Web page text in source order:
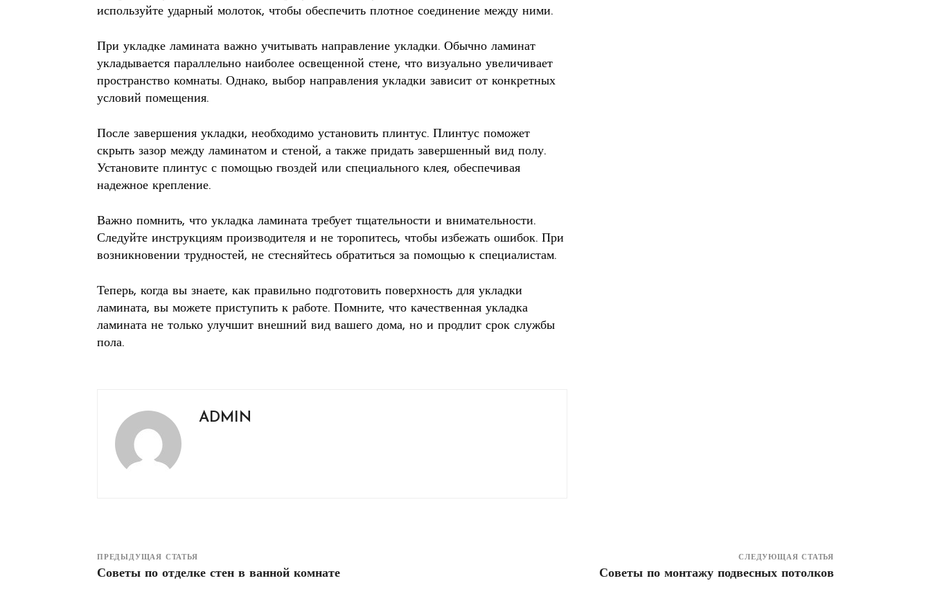
используйте ударный молоток, чтобы обеспечить плотное соединение между ними.
При укладке ламината важно учитывать направление укладки. Обычно ламинат
укладывается параллельно наиболее освещенной стене, что визуально увеличивает
пространство комнаты. Однако, выбор направления укладки зависит от конкретных
условий помещения.
После завершения укладки, необходимо установить плинтус. Плинтус поможет
скрыть зазор между ламинатом и стеной, а также придать завершенный вид полу.
Установите плинтус с помощью гвоздей или специального клея, обеспечивая
надежное крепление.
Важно помнить, что укладка ламината требует тщательности и внимательности.
Следуйте инструкциям производителя и не торопитесь, чтобы избежать ошибок. При
возникновении трудностей, не стесняйтесь обратиться за помощью к специалистам.
Теперь, когда вы знаете, как правильно подготовить поверхность для укладки
ламината, вы можете приступить к работе. Помните, что качественная укладка
ламината не только улучшит внешний вид вашего дома, но и продлит срок службы
пола.
ADMIN
ПРЕДЫДУЩАЯ СТАТЬЯ
Советы по отделке стен в ванной комнате
СЛЕДУЮЩАЯ СТАТЬЯ
Советы по монтажу подвесных потолков